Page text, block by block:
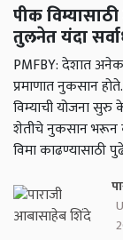
पीक
तुलनेत यंदा
PMFBY: देशात
प्रमाणात नुकसान
विम्याची योजना
शेतीचे नुकसान भरून
विमा